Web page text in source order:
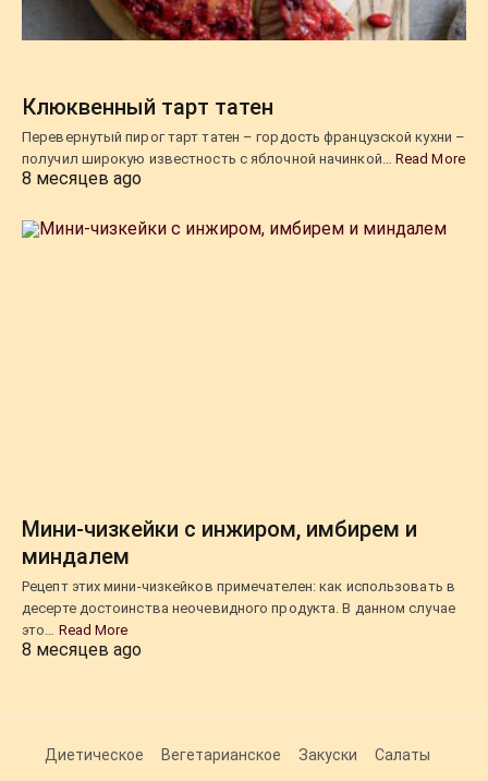
Клюквенный тарт татен
Перевернутый пирог тарт татен – гордость французской кухни –
получил широкую известность с яблочной начинкой… Read More
8 месяцев ago
Мини-чизкейки с инжиром, имбирем и
миндалем
Рецепт этих мини-чизкейков примечателен: как использовать в
десерте достоинства неочевидного продукта. В данном случае
это… Read More
8 месяцев ago
Диетическое Вегетарианское Закуски Салаты